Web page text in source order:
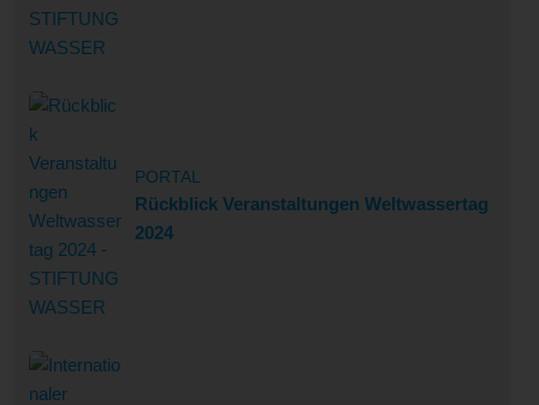
PORTAL
Rückblick Veranstaltungen Weltwassertag
2024